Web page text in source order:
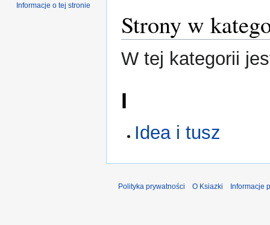
Strony w
W tej kategorii
I
Idea i tusz
Informacje o tej stronie
Polityka prywatności O Ksiazki Informacje